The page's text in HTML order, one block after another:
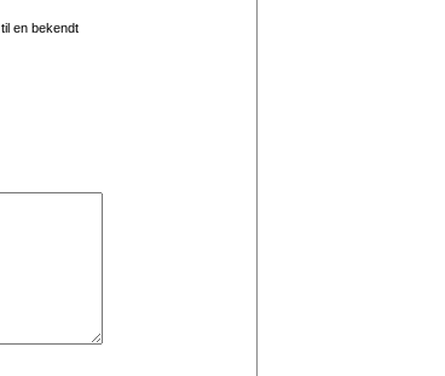
til en bekendt